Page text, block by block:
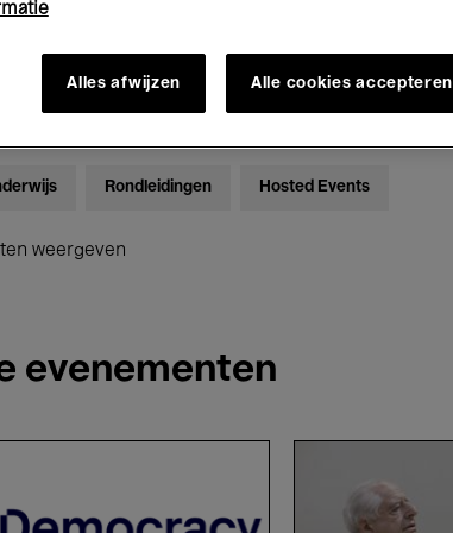
Performances Lezingen & Debatten Jazz
Rondleidingen Hosted Events
weergeven
evenementen
Artist:
William
Alles afwijzen Alle cookies accepteren